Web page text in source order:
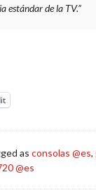
estándar de la TV.”
asconsolas @es,
@es